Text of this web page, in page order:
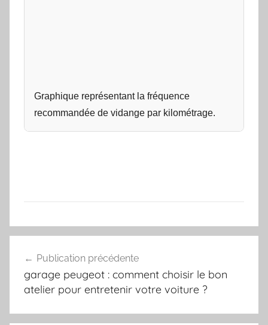
Graphique représentant la fréquence
recommandée de vidange par kilométrage.
de
l’article
Publication précédente
garage peugeot : comment choisir le bon
atelier pour entretenir votre voiture ?